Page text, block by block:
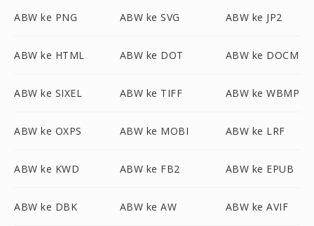
ABW ke PNG ABW ke SVG ABW ke JP2
ABW ke HTML ABW ke DOT ABW ke DOCM
ABW ke SIXEL ABW ke TIFF ABW ke WBMP
ABW ke OXPS ABW ke MOBI ABW ke LRF
ABW ke KWD ABW ke FB2 ABW ke EPUB
ABW ke DBK ABW ke AW ABW ke AVIF